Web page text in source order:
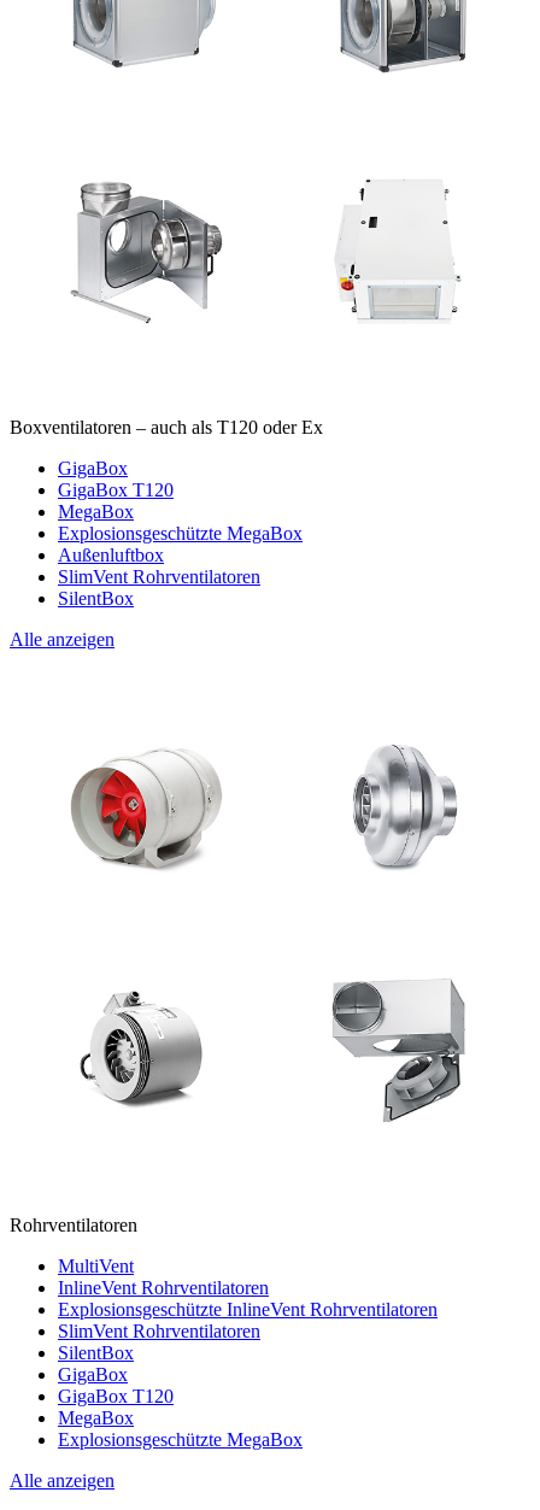
Boxventilatoren – auch als T120 oder Ex
GigaBox
GigaBox T120
MegaBox
Explosionsgeschützte MegaBox
Außenluftbox
SlimVent Rohrventilatoren
SilentBox
Alle anzeigen
Rohrventilatoren
MultiVent
InlineVent Rohrventilatoren
Explosionsgeschützte InlineVent Rohrventilatoren
SlimVent Rohrventilatoren
SilentBox
GigaBox
GigaBox T120
MegaBox
Explosionsgeschützte MegaBox
Alle anzeigen